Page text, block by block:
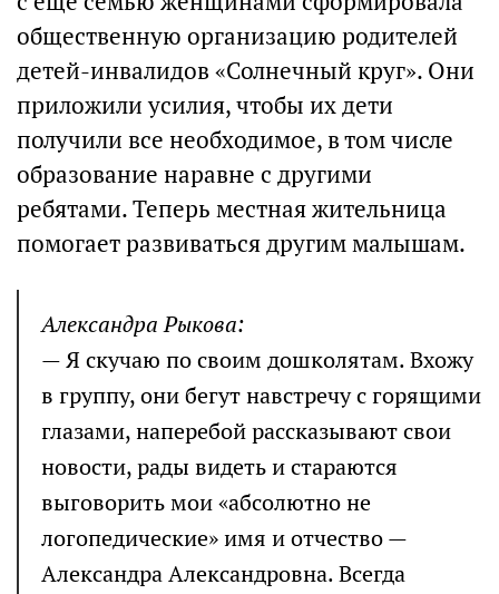
общественную организацию родителей
детей-инвалидов «Солнечный круг». Они
приложили усилия, чтобы их дети
получили все необходимое, в том числе
образование наравне с другими
ребятами. Теперь местная жительница
помогает развиваться другим малышам.
Александра Рыкова:
— Я скучаю по своим дошколятам. Вхожу
в группу, они бегут навстречу с горящими
глазами, наперебой рассказывают свои
новости, рады видеть и стараются
выговорить мои «абсолютно не
логопедические» имя и отчество —
Александра Александровна. Всегда